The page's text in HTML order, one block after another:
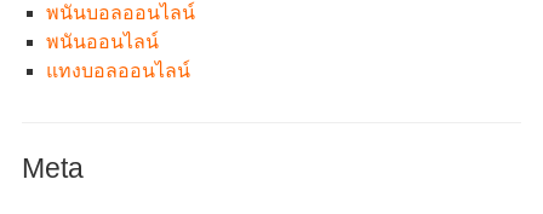
พนันบอลออนไลน์
พนันออนไลน์
แทงบอลออนไลน์
Meta